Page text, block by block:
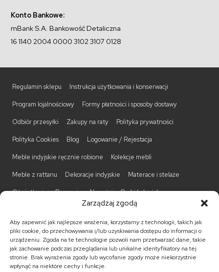
Zarządzaj zgodą
Aby zapewnić jak najlepsze wrażenia, korzystamy z technologii, takich jak
pliki cookie, do przechowywania i/lub uzyskiwania dostępu do informacji o
urządzeniu. Zgoda na te technologie pozwoli nam przetwarzać dane, takie
jak zachowanie podczas przeglądania lub unikalne identyfikatory na tej
stronie. Brak wyrażenia zgody lub wycofanie zgody może niekorzystnie
wpłynąć na niektóre cechy i funkcje.
Konto Bankowe:
mBank S.A. Bankowość Detaliczna
16 1140 2004 0000 3102 3107 0128
Regulamin sklepu Instrukcja użytkowania i konserwacji
Program lojalnościowy Formy płatności i sposoby dostawy
Odbiór przesyłki Zakupy na raty Polityka prywatności
Polityka Cookies Blog Logowanie / Rejestacja
Meble indyjskie ręcznie robione Kolekcje mebli
Meble z rattanu Dekoracje indyjskie Materace i stelaże
Oświetlenie Promocje Nowości Barki kolonialne
Komody kolonialne Krzesła kolonialne
Kufry indyjskie Ławki kolonialne Łóżka kolonialne
Parawany kolonialne Półki kolonialne Regały kolonialne
Stojaki na CD Stoliki kawowe Stoliki nocne